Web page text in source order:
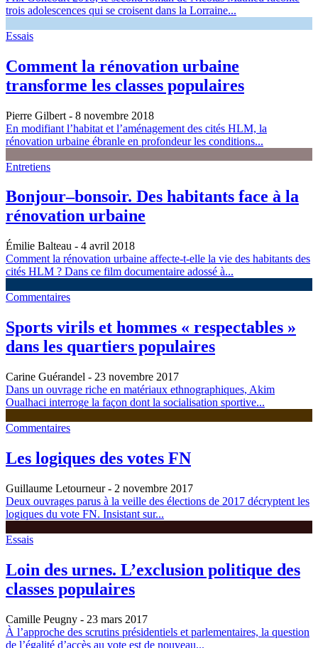
trois adolescences qui se croisent dans la Lorraine...
Essais
Comment la rénovation urbaine
transforme les classes populaires
Pierre Gilbert - 8 novembre 2018
En modifiant l’habitat et l’aménagement des cités HLM, la
rénovation urbaine ébranle en profondeur les conditions...
Entretiens
Bonjour–bonsoir. Des habitants face à la
rénovation urbaine
Émilie Balteau - 4 avril 2018
Comment la rénovation urbaine affecte-t-elle la vie des habitants des
cités HLM ? Dans ce film documentaire adossé à...
Commentaires
Sports virils et hommes « respectables »
dans les quartiers populaires
Carine Guérandel - 23 novembre 2017
Dans un ouvrage riche en matériaux ethnographiques, Akim
Oualhaci interroge la façon dont la socialisation sportive...
Commentaires
Les logiques des votes FN
Guillaume Letourneur- 2 novembre 2017
Deux ouvrages parus à la veille des élections de 2017 décryptent les
logiques du vote FN. Insistant sur...
Essais
Loin des urnes. L’exclusion politique des
classes populaires
Camille Peugny - 23 mars 2017
À l’approche des scrutins présidentiels et parlementaires, la question
de l’égalité d’accès au vote est de nouveau...